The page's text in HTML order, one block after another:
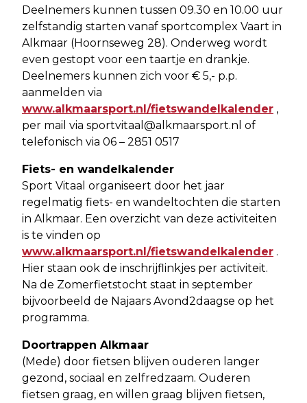
Deelnemers kunnen tussen 09.30 en 10.00 uur
zelfstandig starten vanaf sportcomplex Vaart in
Alkmaar (Hoornseweg 28). Onderweg wordt
even gestopt voor een taartje en drankje.
Deelnemers kunnen zich voor € 5,- p.p.
aanmelden via
www.alkmaarsport.nl/fietswandelkalender ,
per mail via sportvitaal@alkmaarsport.nl of
telefonisch via 06 – 2851 0517
Fiets- en wandelkalender
Sport Vitaal organiseert door het jaar
regelmatig fiets- en wandeltochten die starten
in Alkmaar. Een overzicht van deze activiteiten
is te vinden op
www.alkmaarsport.nl/fietswandelkalender .
Hier staan ook de inschrijflinkjes per activiteit.
Na de Zomerfietstocht staat in september
bijvoorbeeld de Najaars Avond2daagse op het
programma.
Doortrappen Alkmaar
(Mede) door fietsen blijven ouderen langer
gezond, sociaal en zelfredzaam. Ouderen
fietsen graag, en willen graag blijven fietsen,